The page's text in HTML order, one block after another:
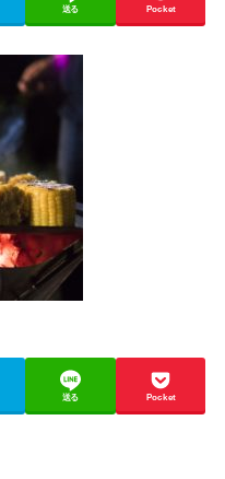
送る Pocket
送る Pocket